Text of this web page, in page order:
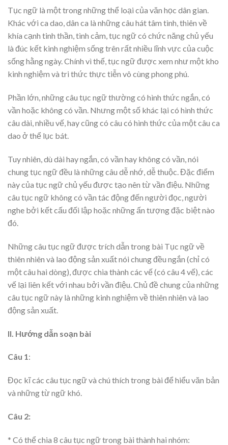
Tục ngữ là một trong những thể loại của văn học dân gian.
Khác với ca dao, dân ca là những câu hát tâm tình, thiên về
khía cạnh tinh thần, tình cảm, tục ngữ có chức năng chủ yếu
là đúc kết kinh nghiệm sống trên rất nhiều lĩnh vực của cuộc
sống hằng ngày. Chính vì thế, tục ngữ được xem như một kho
kinh nghiệm và tri thức thực tiễn vô cùng phong phú.
Phần lớn, những câu tục ngữ thường có hình thức ngắn, có
vần hoặc không có vần. Nhưng một số khác lại có hình thức
câu dài, nhiều vế, hay cũng có câu có hình thức của một câu ca
dao ở thể lục bát.
Tuy nhiên, dù dài hay ngắn, có vần hay không có vần, nói
chung tục ngữ đều là những câu dễ nhớ, dễ thuộc. Đặc điểm
này của tục ngữ chủ yếu được tạo nên từ vần điệu. Những
câu tục ngữ không có vần tác động đến người đọc, người
nghe bởi kết cấu đối lập hoặc những ấn tượng đặc biệt nào
đó.
Những câu tục ngữ được trích dẫn trong bài Tục ngữ về
thiên nhiên và lao động sản xuất nói chung đều ngắn (chỉ có
một câu hai dòng), được chia thành các vế (có câu 4 vế), các
vế lại liên kết với nhau bởi vần điệu. Chủ đề chung của những
câu tục ngữ này là những kinh nghiệm về thiên nhiên và lao
động sản xuất.
II. Hướng dẫn soạn bài
Câu 1:
Đọc kĩ các câu tục ngữ và chú thích trong bài để hiểu văn bản
và những từ ngữ khó.
Câu 2:
* Có thể chia 8 câu tục ngữ trong bài thành hai nhóm: